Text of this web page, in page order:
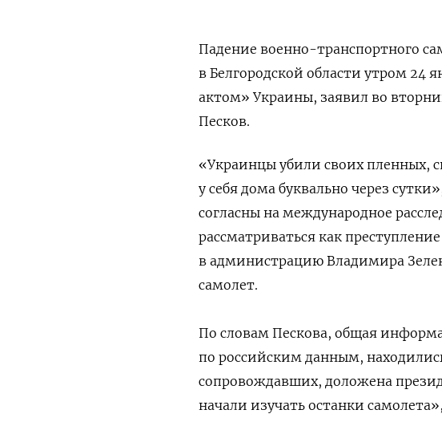
Падение военно-транспортного
в Белгородской области утром 24
актом» Украины, заявил во
Песков.
«Украинцы убили своих пленных,
у себя дома буквально через
согласны на международное
рассматриваться как
в администрацию Владимира
самолет.
По словам Пескова, общая
по российским данным,
сопровождавших, доложена
начали изучать останки